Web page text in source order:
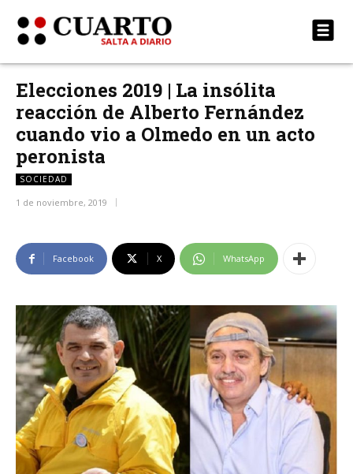
Elecciones 2019 | La insólita
reacción de Alberto Fernández
cuando vio a Olmedo en un acto
peronista
SOCIEDAD
1 de noviembre, 2019
Facebook X WhatsApp